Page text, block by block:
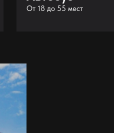
От 18 до 55 мест